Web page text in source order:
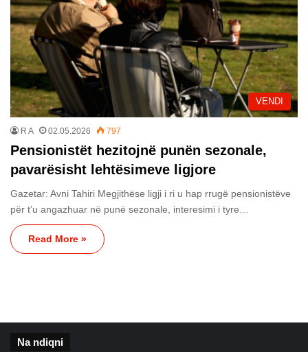
VENDI
R A 02.05.2026 797
Pensionistët hezitojnë punën sezonale,
pavarësisht lehtësimeve ligjore
Gazetar: Avni Tahiri Megjithëse ligji i ri u hap rrugë pensionistëve
për t’u angazhuar në punë sezonale, interesimi i tyre…
Read More »
Na ndiqni